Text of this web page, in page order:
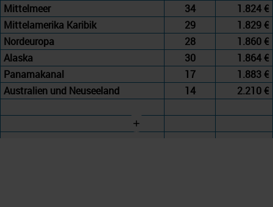
Mittelmeer
34
1.824 €
Mittelamerika Karibik
29
1.829 €
Nordeuropa
28
1.860 €
Alaska
30
1.864 €
Panamakanal
17
1.883 €
Australien und Neuseeland
14 2.210 €
+